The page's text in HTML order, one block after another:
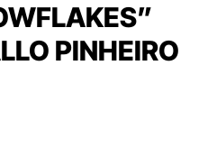
PINHEIRO